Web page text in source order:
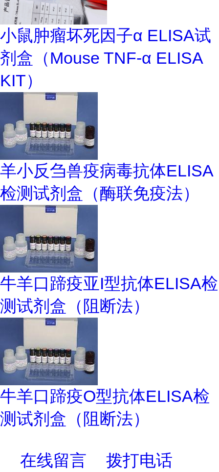
小鼠肿瘤坏死因子α ELISA试
剂盒（Mouse TNF-α ELISA
KIT）
羊小反刍兽疫病毒抗体ELISA
检测试剂盒（酶联免疫法）
牛羊口蹄疫亚I型抗体ELISA检
测试剂盒（阻断法）
牛羊口蹄疫O型抗体ELISA检
测试剂盒（阻断法）
在线留言 拨打电话